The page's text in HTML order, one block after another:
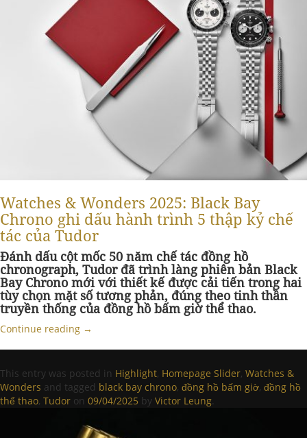
Watches & Wonders 2025: Black Bay
Chrono ghi dấu hành trình 5 thập kỷ chế
tác của Tudor
Đánh dấu cột mốc 50 năm chế tác đồng hồ
chronograph, Tudor đã trình làng phiên bản Black
Bay Chrono mới với thiết kế được cải tiến trong hai
tùy chọn mặt số tương phản, đúng theo tinh thần
truyền thống của đồng hồ bấm giờ thể thao.
Continue reading →
This entry was posted in Highlight, Homepage Slider, Watches &
Wonders and tagged black bay chrono, đồng hồ bấm giờ, đồng hồ
thể thao, Tudor on 09/04/2025 by Victor Leung.